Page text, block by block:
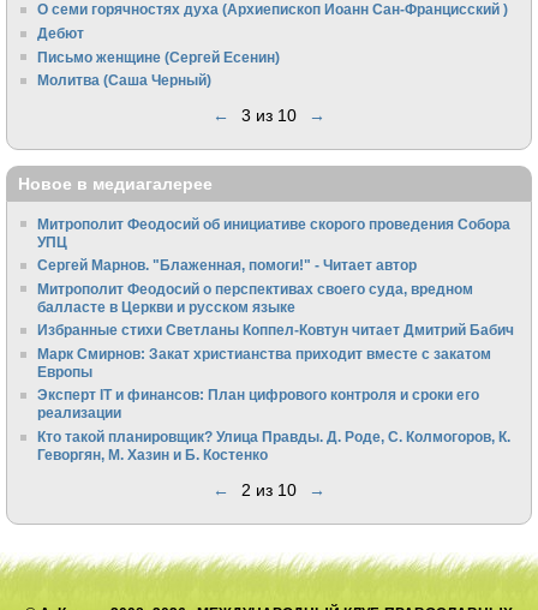
О семи горячностях духа (Архиепископ Иоанн Сан-Францисский )
Дебют
Письмо женщине (Сергей Есенин)
Молитва (Саша Черный)
← 3 из 10 →
Новое в медиагалерее
Митрополит Феодосий об инициативе скорого проведения Собора
УПЦ
Сергей Марнов. "Блаженная, помоги!" - Читает автор
Митрополит Феодосий о перспективах своего суда, вредном
балласте в Церкви и русском языке
Избранные стихи Светланы Коппел-Ковтун читает Дмитрий Бабич
Марк Смирнов: Закат христианства приходит вместе с закатом
Европы
Эксперт IT и финансов: План цифрового контроля и сроки его
реализации
Кто такой планировщик? Улица Правды. Д. Роде, С. Колмогоров, К.
Геворгян, М. Хазин и Б. Костенко
← 2 из 10 →